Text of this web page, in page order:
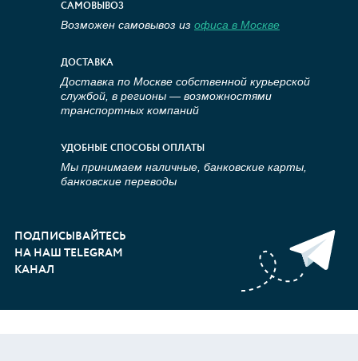
САМОВЫВОЗ
Возможен самовывоз из офиса в Москве
ДОСТАВКА
Доставка по Москве собственной курьерской
службой, в регионы — возможностями
транспортных компаний
УДОБНЫЕ СПОСОБЫ ОПЛАТЫ
Мы принимаем наличные, банковские карты,
банковские переводы
ПОДПИСЫВАЙТЕСЬ
НА НАШ TELEGRAM
КАНАЛ